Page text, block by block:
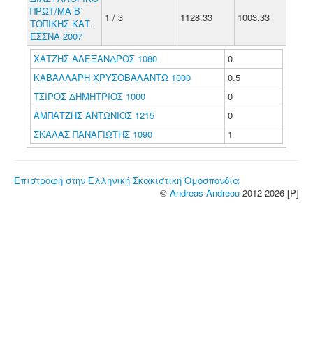
ΠΡΩΤ/ΜΑ Β΄
ΤΟΠΙΚΗΣ ΚΑΤ.
ΕΣΣΝΑ 2007
1 / 3 1128.33 1003.33
ΧΑΤΖΗΣ ΑΛΕΞΑΝΔΡΟΣ 1080
0
ΚΑΒΑΛΛΑΡΗ ΧΡΥΣΟΒΑΛΑΝΤΩ 1000
0.5
ΤΣΙΡΟΣ ΔΗΜΗΤΡΙΟΣ 1000
0
ΑΜΠΑΤΖΗΣ ΑΝΤΩΝΙΟΣ 1215
0
ΣΚΑΛΑΣ ΠΑΝΑΓΙΩΤΗΣ 1090
1
Επιστροφή στην Ελληνική Σκακιστική Ομοσπονδία
© Andreas Andreou 2012-2026 [P]